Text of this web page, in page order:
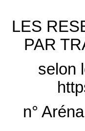
LES
PAR
selon
n°